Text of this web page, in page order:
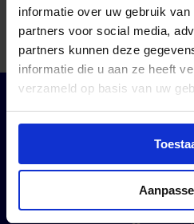
informatie over uw gebruik
partners voor social media,
partners kunnen deze
informatie die u aan ze heeft
verzameld op basis van uw
23-10-2025
Bezoekadres
De Dieze 22
+31 (0)40 -